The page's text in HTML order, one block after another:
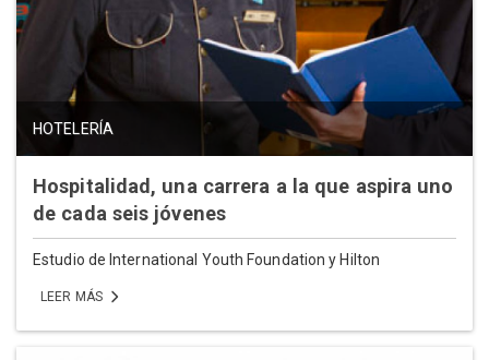
HOTELERÍA
Hospitalidad, una carrera a la que aspira uno
de cada seis jóvenes
Estudio de International Youth Foundation y Hilton
LEER MÁS